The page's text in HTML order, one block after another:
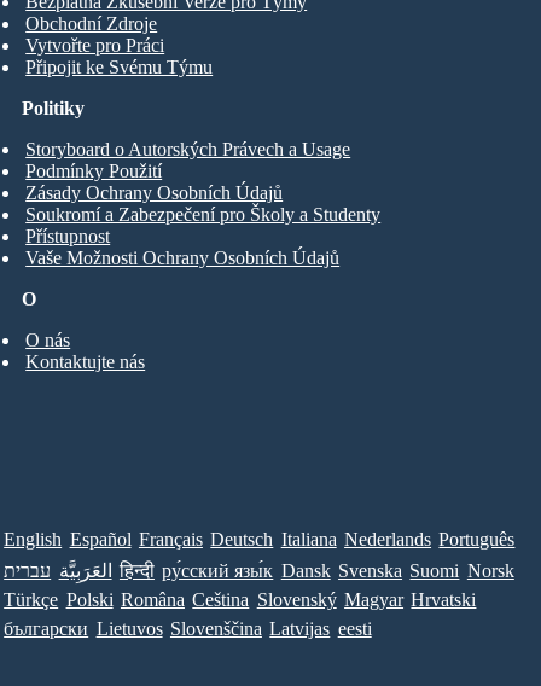
Obchodní Zdroje
Vytvořte pro Práci
Připojit ke Svému Týmu
O
O nás
Kontaktujte nás
Politiky
Storyboard o Autorských Právech a Usage
Podmínky Použití
Zásady Ochrany Osobních Údajů
Soukromí a Zabezpečení pro Školy a Studenty
Přístupnost
Vaše Možnosti Ochrany Osobních Údajů
English Español Français Deutsch Italiana Nederlands Português
עברית العَرَبِيَّة हिन्दी ру́сский язы́к Dansk Svenska Suomi Norsk
Türkçe Polski Româna Ceština Slovenský Magyar Hrvatski
български Lietuvos Slovenščina Latvijas eesti